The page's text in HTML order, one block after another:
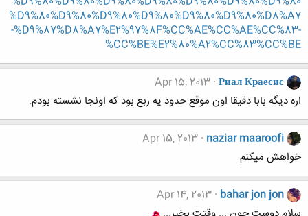
%D9%80%D9%80%D9%80%D9%80%D9%80%D9%80%D8%A7
-%D9%87%D8%A7%E2%97%8F%CC%AE%CC%AE%CC%83-
%CC%BE%E2%80%A2%CC%83%CC%BE
Риал Краесис
Apr 15, 2013
اره دیگه بابا دقیقا اون موقع حدود یه ربع بود که اونجا نشسته بودم.
naziar maaroofi
Apr 15, 2013
خواهش میکنم
bahar jon jon
Apr 14, 2013